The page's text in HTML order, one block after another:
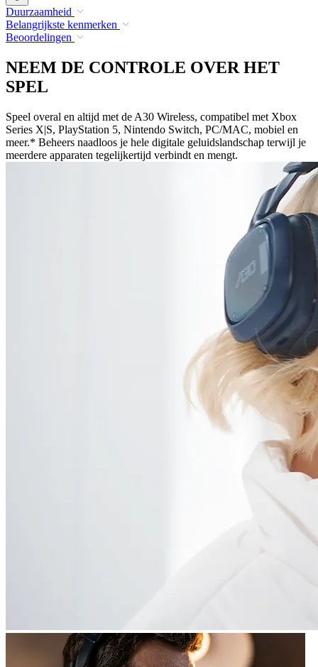
Duurzaamheid
Belangrijkste kenmerken
Beoordelingen
NEEM DE CONTROLE OVER HET
SPEL
Speel overal en altijd met de A30 Wireless, compatibel met Xbox
Series X|S, PlayStation 5, Nintendo Switch, PC/MAC, mobiel en
meer.* Beheers naadloos je hele digitale geluidslandschap terwijl je
meerdere apparaten tegelijkertijd verbindt en mengt.